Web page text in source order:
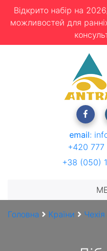
Відкрито набір на
можливостей для
email:
+420
+38 (050)
Головна Країни Чехія